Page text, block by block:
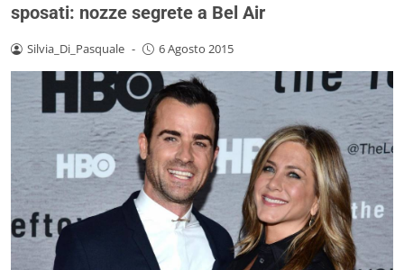
sposati: nozze segrete a Bel Air
Silvia_Di_Pasquale - 6 Agosto 2015